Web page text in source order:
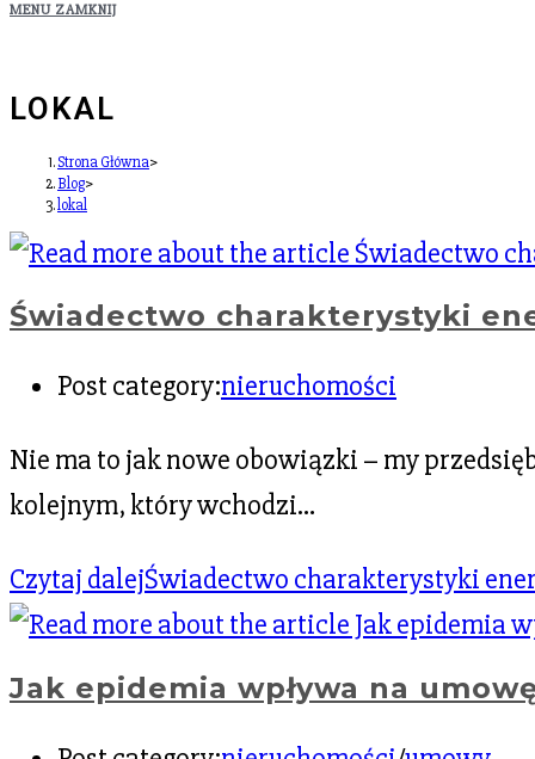
MENU ZAMKNIJ
LOKAL
Strona Główna>
Blog>
lokal
Świadectwo charakterystyki
Post category:nieruchomości
Nie ma to jak nowe obowiązki – my
kolejnym, który wchodzi…
Czytaj dalejŚwiadectwo charakterystyki
Jak epidemia wpływa na